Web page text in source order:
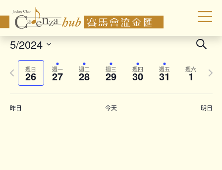
and
Search
5/2024
Select
date.週日
26 週一
27 週二
28 週三
29 週四
30 週五
31 週六
1
Previous
week
Next
昨日 今天 明日